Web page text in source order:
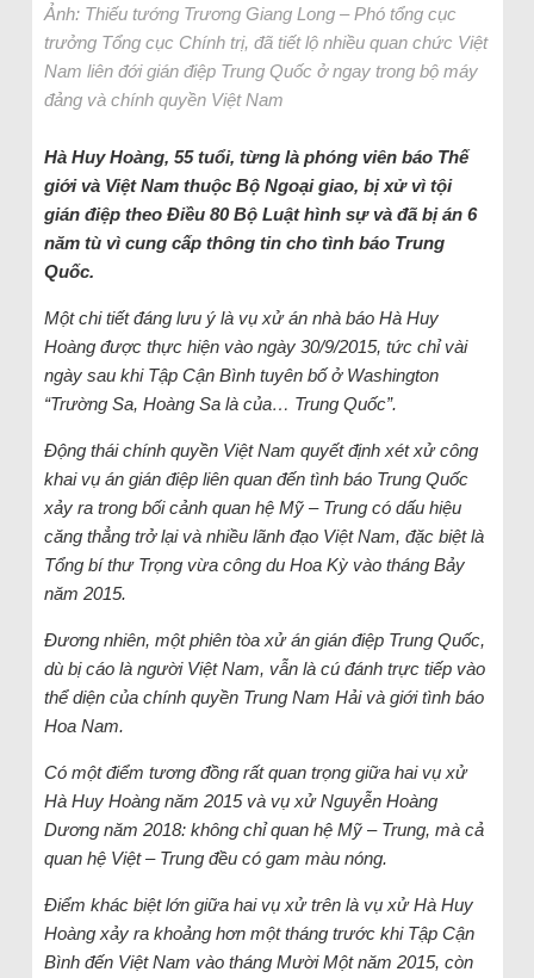
Ảnh: Thiếu tướng Trương Giang Long – Phó tổng cục
trưởng Tổng cục Chính trị, đã tiết lộ nhiều quan chức Việt
Nam liên đới gián điệp Trung Quốc ở ngay trong bộ máy
đảng và chính quyền Việt Nam
Hà Huy Hoàng, 55 tuổi, từng là phóng viên báo Thế
giới và Việt Nam thuộc Bộ Ngoại giao, bị xử vì tội
gián điệp theo Điều 80 Bộ Luật hình sự và đã bị án 6
năm tù vì cung cấp thông tin cho tình báo Trung
Quốc.
Một chi tiết đáng lưu ý là vụ xử án nhà báo Hà Huy
Hoàng được thực hiện vào ngày 30/9/2015, tức chỉ vài
ngày sau khi Tập Cận Bình tuyên bố ở Washington
“Trường Sa, Hoàng Sa là của… Trung Quốc”.
Động thái chính quyền Việt Nam quyết định xét xử công
khai vụ án gián điệp liên quan đến tình báo Trung Quốc
xảy ra trong bối cảnh quan hệ Mỹ – Trung có dấu hiệu
căng thẳng trở lại và nhiều lãnh đạo Việt Nam, đặc biệt là
Tổng bí thư Trọng vừa công du Hoa Kỳ vào tháng Bảy
năm 2015.
Đương nhiên, một phiên tòa xử án gián điệp Trung Quốc,
dù bị cáo là người Việt Nam, vẫn là cú đánh trực tiếp vào
thể diện của chính quyền Trung Nam Hải và giới tình báo
Hoa Nam.
Có một điểm tương đồng rất quan trọng giữa hai vụ xử
Hà Huy Hoàng năm 2015 và vụ xử Nguyễn Hoàng
Dương năm 2018: không chỉ quan hệ Mỹ – Trung, mà cả
quan hệ Việt – Trung đều có gam màu nóng.
Điểm khác biệt lớn giữa hai vụ xử trên là vụ xử Hà Huy
Hoàng xảy ra khoảng hơn một tháng trước khi Tập Cận
Bình đến Việt Nam vào tháng Mười Một năm 2015, còn